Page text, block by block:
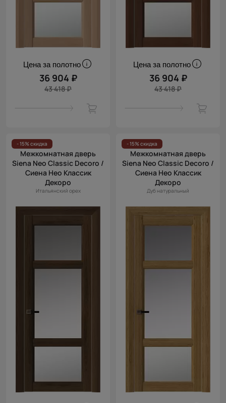
Цена за полотно
36 904 ₽
43 418 ₽
Цена за полотно
36 904 ₽
43 418 ₽
- 15% скидка
Межкомнатная дверь
Siena Neo Classic Decoro /
Сиена Нео Классик
Декоро
Итальянский орех
- 15% скидка
Межкомнатная дверь
Siena Neo Classic Decoro /
Сиена Нео Классик
Декоро
Дуб натуральный